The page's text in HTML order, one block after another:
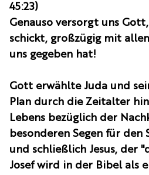
45:23)
Genauso versorgt uns
schickt, großzügig mit
uns gegeben hat!
Gott erwählte Juda und
Plan durch die Zeitalter
Lebens bezüglich der
besonderen Segen für den
und schließlich Jesus, der
Josef wird in der Bibel als